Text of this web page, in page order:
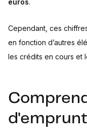
euros.
Cependant, ces
en fonction d’autres
les crédits en cours et
d'emprunt